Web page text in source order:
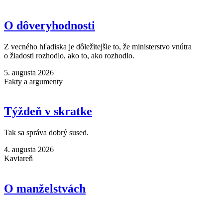
O dôveryhodnosti
Z vecného hľadiska je dôležitejšie to, že ministerstvo vnútra
o žiadosti rozhodlo, ako to, ako rozhodlo.
5. augusta 2026
Fakty a argumenty
Týždeň v skratke
Tak sa správa dobrý sused.
4. augusta 2026
Kaviareň
O manželstvách